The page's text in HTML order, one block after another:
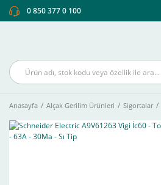
0 850 377 0 100
Anasayfa Alçak Gerilim Ürünleri Sigortalar